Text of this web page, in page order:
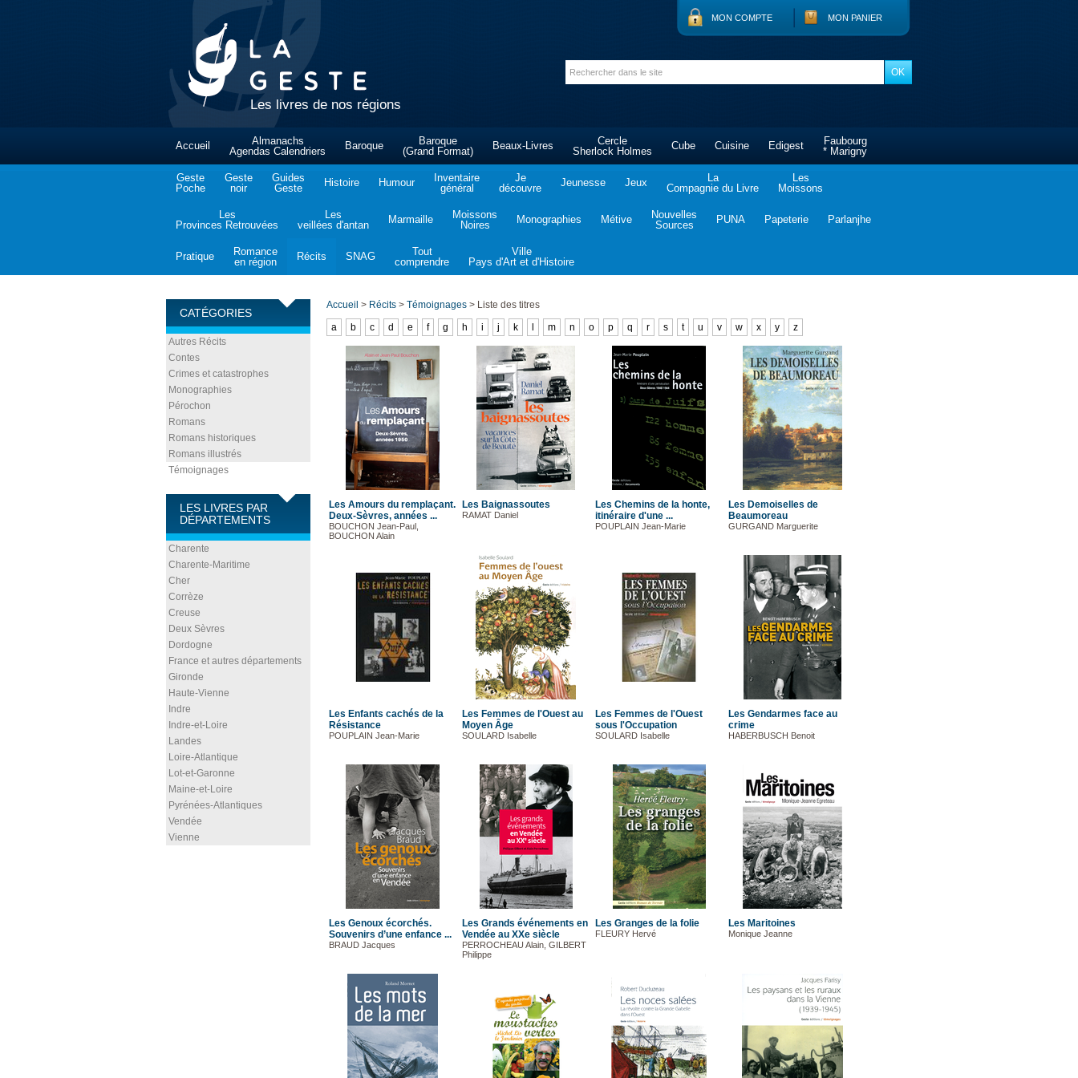
Les livres de nos régions
MON COMPTE MON PANIER
Accueil
Almanachs
Agendas Calendriers
Baroque
Baroque
(Grand Format)
Beaux-Livres
Cercle
Sherlock Holmes
Cube Cuisine Edigest
Faubourg
* Marigny
Geste
Poche
Geste
noir
Guides
Geste
Histoire Humour
Inventaire
général
Je
découvre
Jeunesse Jeux
La
Compagnie du Livre
Les
Moissons
Les
Provinces Retrouvées
Les
veillées d'antan
Marmaille
Moissons
Noires
Monographies Métive
Nouvelles
Sources
PUNA Papeterie Parlanjhe
Pratique
Romance
en région
Récits SNAG
Tout
comprendre
Ville
Pays d'Art et d'Histoire
CATÉGORIES
Autres Récits
Contes
Crimes et catastrophes
Monographies
Pérochon
Romans
Romans historiques
Romans illustrés
Témoignages
LES LIVRES PAR
DÉPARTEMENTS
Charente
Charente-Maritime
Cher
Corrèze
Creuse
Deux Sèvres
Dordogne
France et autres départements
Gironde
Haute-Vienne
Indre
Indre-et-Loire
Landes
Loire-Atlantique
Lot-et-Garonne
Maine-et-Loire
Pyrénées-Atlantiques
Vendée
Vienne
Accueil > Récits > Témoignages > Liste des titres
a
b c d e f g h i j k m n o p q r s t u v w x y z
Les Amours du remplaçant.
Deux-Sèvres, années ...
BOUCHON Jean-Paul,
BOUCHON Alain
Les Baignassoutes
RAMAT Daniel
Les Chemins de la honte,
itinéraire d'une ...
POUPLAIN Jean-Marie
Les Demoiselles de
Beaumoreau
GURGAND Marguerite
Les Enfants cachés de la
Résistance
POUPLAIN Jean-Marie
Les Femmes de l'Ouest au
Moyen Âge
SOULARD Isabelle
Les Femmes de l'Ouest
sous l'Occupation
SOULARD Isabelle
Les Gendarmes face au
crime
HABERBUSCH Benoit
Les Genoux écorchés.
Souvenirs d’une enfance ...
BRAUD Jacques
Les Grands événements en
Vendée au XXe siècle
PERROCHEAU Alain, GILBERT
Philippe
Les Granges de la folie
FLEURY Hervé
Les Maritoines
Monique Jeanne